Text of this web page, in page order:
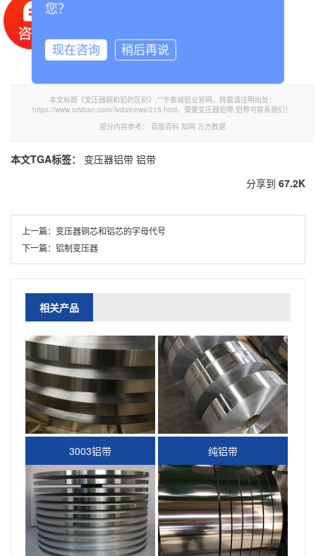
本文标题《变压器铜和铝的区别》,**于泰诚铝业官网。转载请注明出处：
https://www.tclvban.com//lvdainews/215.html，需要变压器铝带,铝带可联系我们！
部分内容参考：
百度百科 知网 万方数据
本文TGA标签： 变压器铝带 铝带
分享到 67.2K
上一篇： 变压器铜芯和铝芯的字母代号
下一篇： 铝制变压器
相关产品
3003铝带 纯铝带
您？
现在咨询 稍后再说